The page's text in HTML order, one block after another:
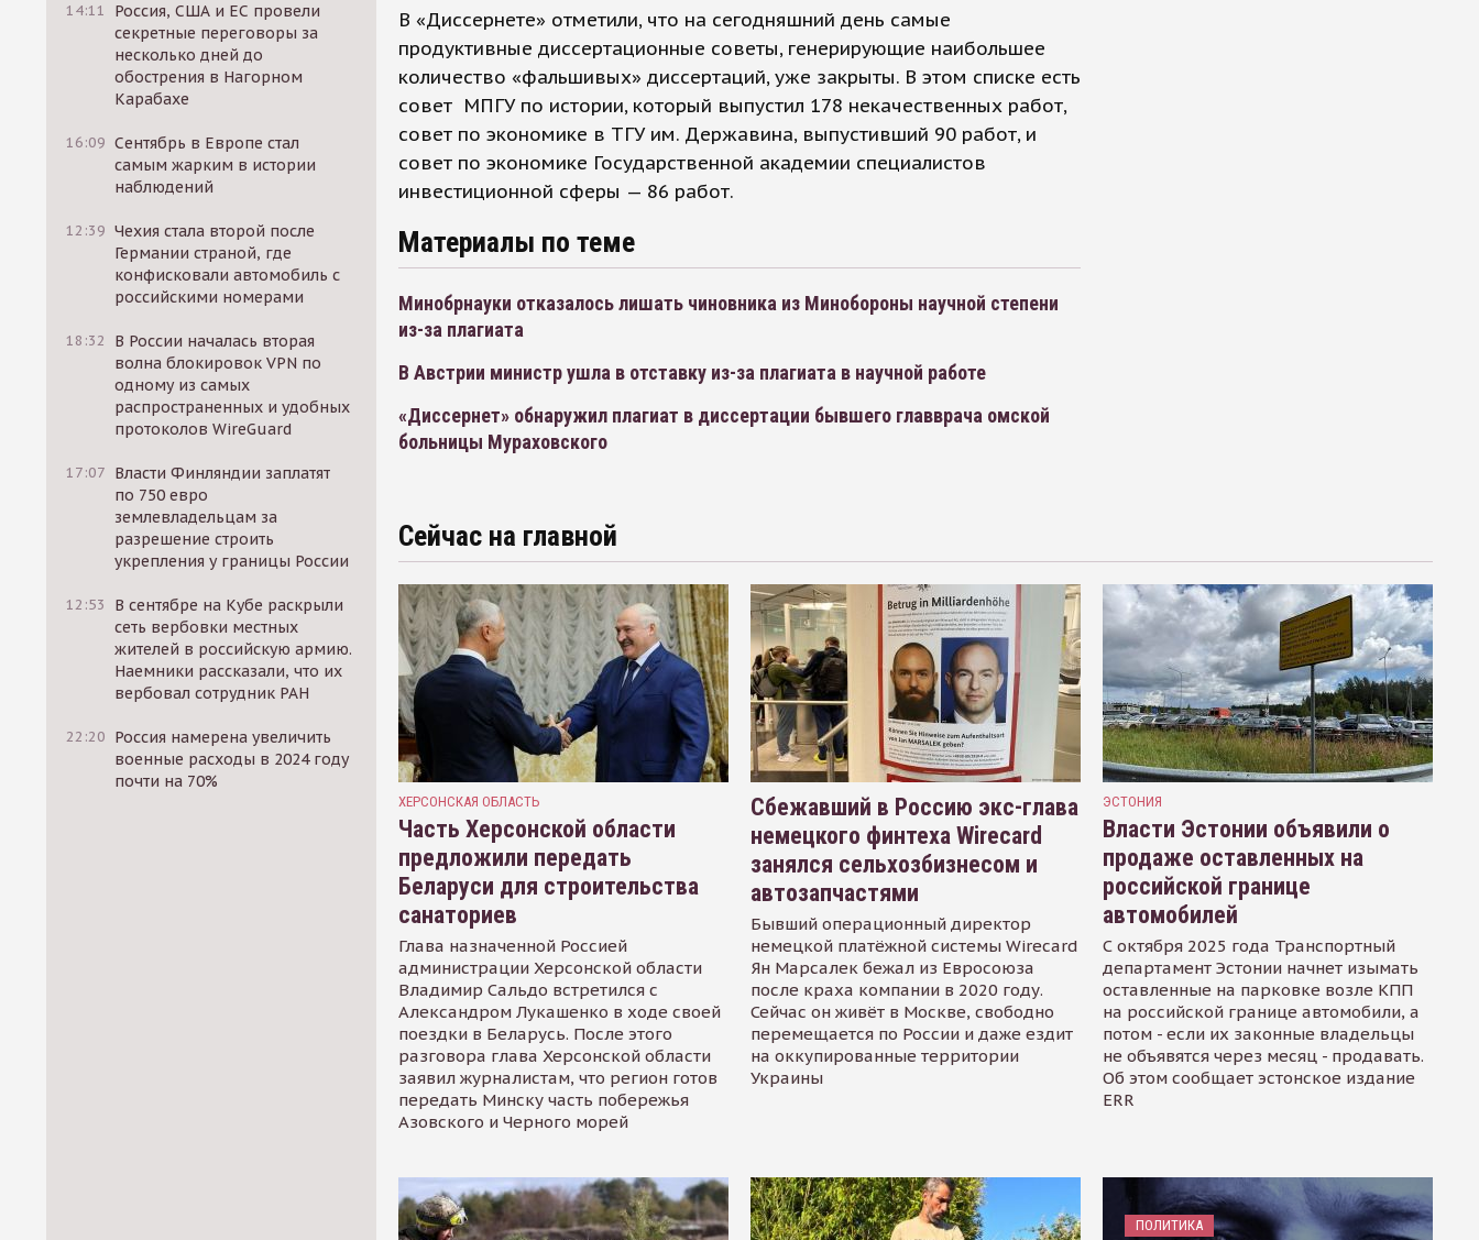
14:11
Россия, США и ЕС провели
секретные переговоры за
несколько дней до
обострения в Нагорном
Карабахе
16:09 Сентябрь в Европе стал
самым жарким в истории
наблюдений
12:39 Чехия стала второй после
Германии страной, где
конфисковали автомобиль с
российскими номерами
18:32
В России началась вторая
волна блокировок VPN по
одному из самых
распространенных и удобных
протоколов WireGuard
17:07 Власти Финляндии заплатят
по 750 евро
землевладельцам за
разрешение строить
укрепления у границы России
12:53
В сентябре на Кубе раскрыли
сеть вербовки местных
жителей в российскую армию.
Наемники рассказали, что их
вербовал сотрудник РАН
22:20 Россия намерена увеличить
военные расходы в 2024 году
почти на 70%
В «Диссернете» отметили, что на сегодняшний день самые
продуктивные диссертационные советы, генерирующие наибольшее
количество «фальшивых» диссертаций, уже закрыты. В этом списке есть
совет МПГУ по истории, который выпустил 178 некачественных работ,
совет по экономике в ТГУ им. Державина, выпустивший 90 работ, и
совет по экономике Государственной академии специалистов
инвестиционной сферы — 86 работ.
Материалы по теме
Минобрнауки отказалось лишать чиновника из Минобороны научной степени
из-за плагиата
В Австрии министр ушла в отставку из-за плагиата в научной работе
«Диссернет» обнаружил плагиат в диссертации бывшего главврача омской
больницы Мураховского
Сейчас на главной
ХЕРСОНСКАЯ ОБЛАСТЬ
Часть Херсонской области
предложили передать
Беларуси для строительства
санаториев
Глава назначенной Россией
администрации Херсонской области
Владимир Сальдо встретился с
Александром Лукашенко в ходе своей
поездки в Беларусь. После этого
разговора глава Херсонской области
заявил журналистам, что регион готов
передать Минску часть побережья
Азовского и Черного морей
Сбежавший в Россию экс-глава
немецкого финтеха Wirecard
занялся сельхозбизнесом и
автозапчастями
Бывший операционный директор
немецкой платёжной системы Wirecard
Ян Марсалек бежал из Евросоюза
после краха компании в 2020 году.
Сейчас он живёт в Москве, свободно
перемещается по России и даже ездит
на оккупированные территории
Украины
ЭСТОНИЯ
Власти Эстонии объявили о
продаже оставленных на
российской границе
автомобилей
С октября 2025 года Транспортный
департамент Эстонии начнет изымать
оставленные на парковке возле КПП
на российской границе автомобили, а
потом - если их законные владельцы
не объявятся через месяц - продавать.
Об этом сообщает эстонское издание
ERR
ПОЛИТИКА